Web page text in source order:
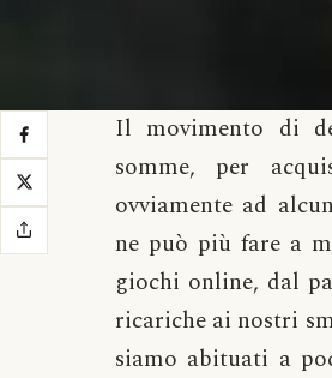
Il movimento di
somme, per
ovviamente ad
ne può più fare a
giochi online, dal
ricariche ai nostri
siamo abituati a